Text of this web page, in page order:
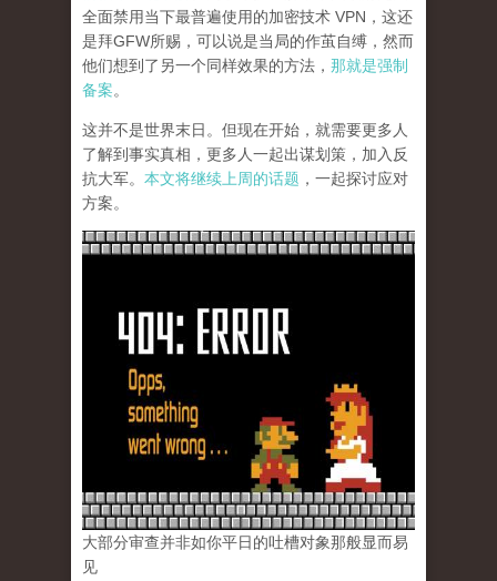
全面禁用当下最普遍使用的加密技术 VPN，这还
是拜GFW所赐，可以说是当局的作茧自缚，然而
他们想到了另一个同样效果的方法， 那就是强制
备案。
这并不是世界末日。但现在开始，就需要更多人
了解到事实真相，更多人一起出谋划策，加入反
抗大军。 本文将继续上周的话题 ，一起探讨应对
方案。
大部分审查并非如你平日的吐槽对象那般显而易
见